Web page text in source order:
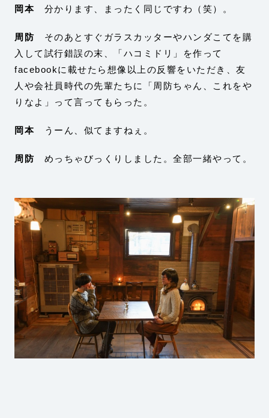
岡本 分かります、まったく同じですわ（笑）。
周防 そのあとすぐガラスカッターやハンダこてを購
入して試行錯誤の末、「ハコミドリ」を作って
facebookに載せたら想像以上の反響をいただき、友
人や会社員時代の先輩たちに「周防ちゃん、これをや
りなよ」って言ってもらった。
岡本 うーん、似てますねぇ。
周防 めっちゃびっくりしました。全部一緒やって。